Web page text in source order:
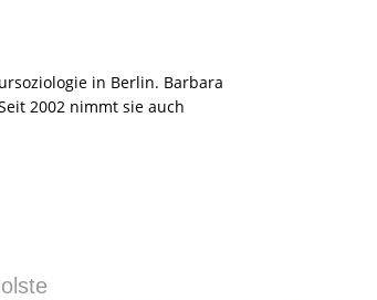
in Berlin. Barbara
2002 nimmt sie auch